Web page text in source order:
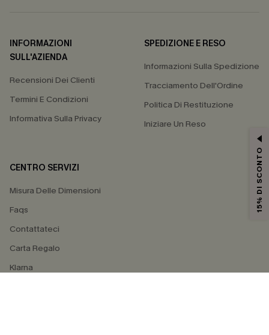
INFORMAZIONI
SULL'AZIENDA
Recensioni Dei Clienti
Termini E Condizioni
Informativa Sulla Privacy
SPEDIZIONE E RESO
Informazioni Sulla Spedizione
Tracciamento Dell'Ordine
Politica Di Restituzione
Iniziare Un Reso
CENTRO SERVIZI
Misura Delle Dimensioni
Faqs
Contattateci
Carta Regalo
Klarna
15% DI SCONTO